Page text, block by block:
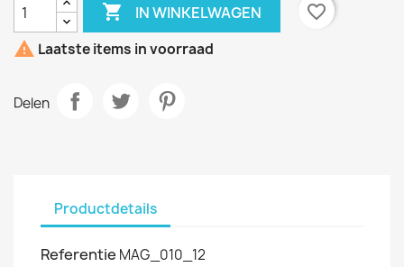
 IN WINKELWAGEN
favorite_border
 Laatste items in voorraad
Delen
Productdetails
Referentie MAG_010_12